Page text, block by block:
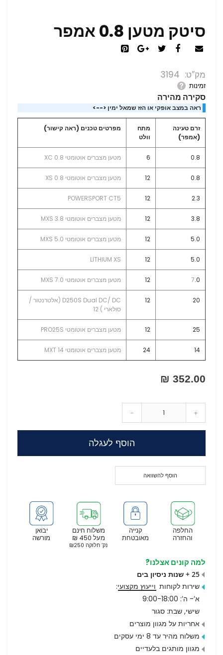
סיטק מטען 0.8 אמפר
מק”ט 3194
זמינות
סקירה מהירה
ראה במצב אופקי או הזז שמאל ימין <-->
זרם טעינה
(אמפר)
מתח
וולט
מפרטים טכנים (ראה קישור)
0.8
6 מטען מצברים אוטומטי XC 0.8
0.8
12 מטען מצברים אוטומטי XS 0.8
2.3
12
POWERSPORT CT5
3.8
12 מטען מצברים אוטומטי MXS 3.8
5.0
12 מטען מצברים אוטומטי MXS 5.0
5.0
12
LITHIUM XS
7.0
12 מטען מצברים אוטומטי MXS 7.0
20
12
D250S Dual DC/ DC (אלטרנטור /
סולארי ) 12
25
12 מטען מצברים אוטומטי PRO25S
14
24 מטען מצברים אוטומטי MXT 14
352.00 ₪
- +
הוסף לעגלה
הוסף להשוואה
יבואן
מורשה
משלוח חינם
מעל 450 ₪
נק’ חלוקה ₪250
קנייה
מאובטחת
החלפה
והחזרה
למה קונים אצלנו?
25 + שנות ניסיון בים
שירות לקוחות וייעוץ מקצועי:
א’- ה’: 9:00-18:00
שישי, שבת: סגור
אחריות על מגוון מוצרים
משלוח מהיר עד 8 ימי עסקים
מגוון מותגים בלעדיים